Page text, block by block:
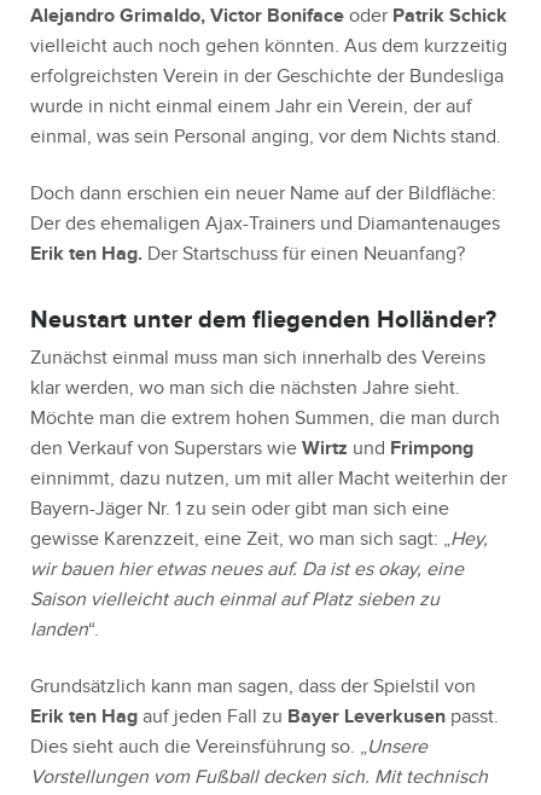
Alejandro Grimaldo, Victor Boniface oder Patrik Schick
vielleicht auch noch gehen könnten. Aus dem kurzzeitig
erfolgreichsten Verein in der Geschichte der Bundesliga
wurde in nicht einmal einem Jahr ein Verein, der auf
einmal, was sein Personal anging, vor dem Nichts stand.
Doch dann erschien ein neuer Name auf der Bildfläche:
Der des ehemaligen Ajax-Trainers und Diamantenauges
Erik ten Hag. Der Startschuss für einen Neuanfang?
Neustart unter dem fliegenden Holländer?
Zunächst einmal muss man sich innerhalb des Vereins
klar werden, wo man sich die nächsten Jahre sieht.
Möchte man die extrem hohen Summen, die man durch
den Verkauf von Superstars wie Wirtz und Frimpong
einnimmt, dazu nutzen, um mit aller Macht weiterhin der
Bayern-Jäger Nr. 1 zu sein oder gibt man sich eine
gewisse Karenzzeit, eine Zeit, wo man sich sagt: „Hey,
wir bauen hier etwas neues auf. Da ist es okay, eine
Saison vielleicht auch einmal auf Platz sieben zu
landen“.
Grundsätzlich kann man sagen, dass der Spielstil von
Erik ten Hag auf jeden Fall zu Bayer Leverkusen passt.
Dies sieht auch die Vereinsführung so. „Unsere
Vorstellungen vom Fußball decken sich. Mit technisch